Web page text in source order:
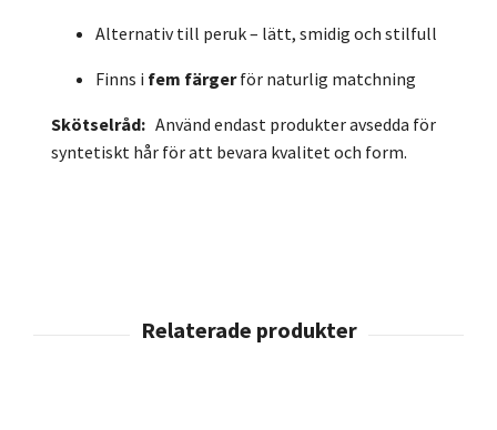
Alternativ till peruk – lätt, smidig och stilfull
Finns i fem färgerför naturlig matchning
Skötselråd: Använd endast produkter avsedda för
syntetiskt hår för att bevara kvalitet och form.